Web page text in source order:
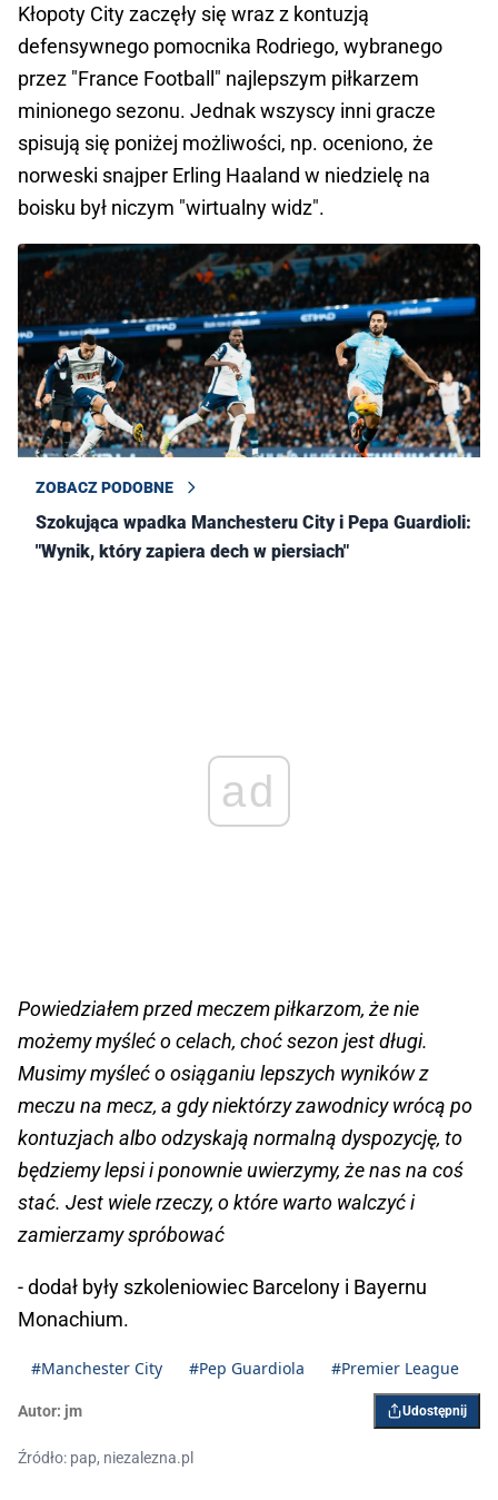
Kłopoty City zaczęły się wraz z kontuzją
defensywnego pomocnika Rodriego, wybranego
przez "France Football" najlepszym piłkarzem
minionego sezonu. Jednak wszyscy inni gracze
spisują się poniżej możliwości, np. oceniono, że
norweski snajper Erling Haaland w niedzielę na
boisku był niczym "wirtualny widz".
ZOBACZ PODOBNE
Szokująca wpadka Manchesteru City i Pepa Guardioli:
"Wynik, który zapiera dech w piersiach"
ad
Powiedziałem przed meczem piłkarzom, że nie
możemy myśleć o celach, choć sezon jest długi.
Musimy myśleć o osiąganiu lepszych wyników z
meczu na mecz, a gdy niektórzy zawodnicy wrócą po
kontuzjach albo odzyskają normalną dyspozycję, to
będziemy lepsi i ponownie uwierzymy, że nas na coś
stać. Jest wiele rzeczy, o które warto walczyć i
zamierzamy spróbować
- dodał były szkoleniowiec Barcelony i Bayernu
Monachium.
#Manchester City #Pep Guardiola #Premier League
Autor: jm Udostępnij
Źródło: pap, niezalezna.pl